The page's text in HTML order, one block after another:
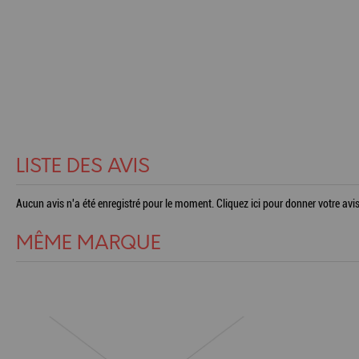
LISTE DES AVIS
Aucun avis n'a été enregistré pour le moment. Cliquez ici pour donner votre
MÊME MARQUE